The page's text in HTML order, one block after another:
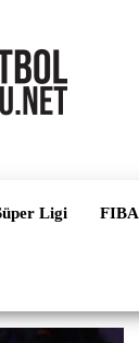
Ligi FIBA